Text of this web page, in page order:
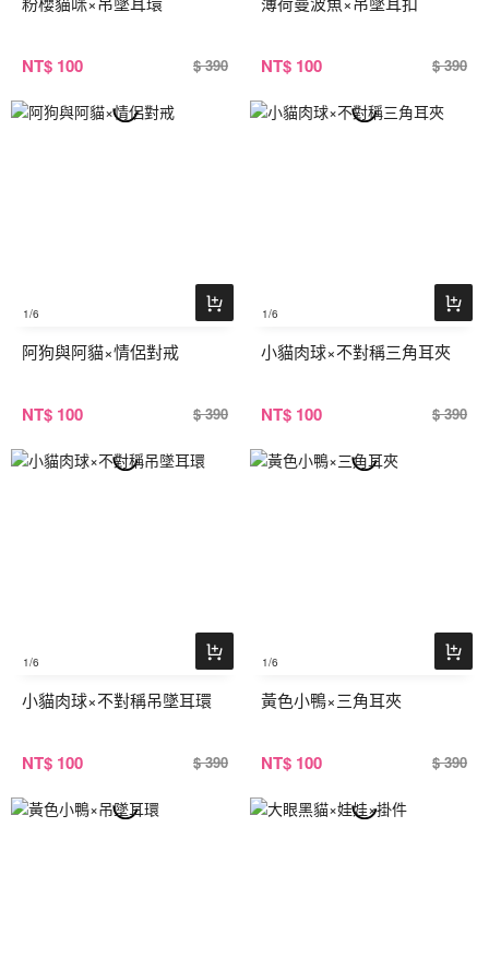
NT$ 100 $ 390 NT$ 100 $ 390
1/6
阿狗與阿貓×情侶對戒
NT$ 100 $ 390
1/6
小貓肉球×不對稱三角耳夾
NT$ 100 $ 390
1/6
小貓肉球×不對稱吊墜耳環
NT$ 100 $ 390
1/6
黃色小鴨×三角耳夾
NT$ 100 $ 390